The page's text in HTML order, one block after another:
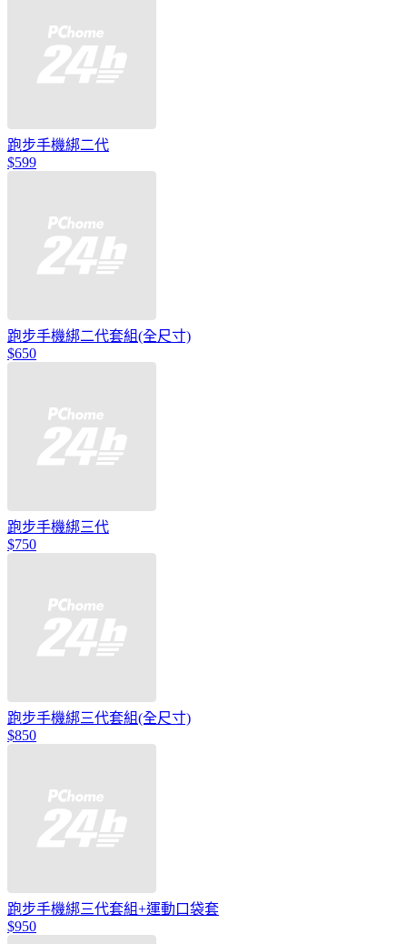
跑步手機綁二代
$599
跑步手機綁二代套組(全尺寸)
$650
跑步手機綁三代
$750
跑步手機綁三代套組(全尺寸)
$850
跑步手機綁三代套組+運動口袋套
$950